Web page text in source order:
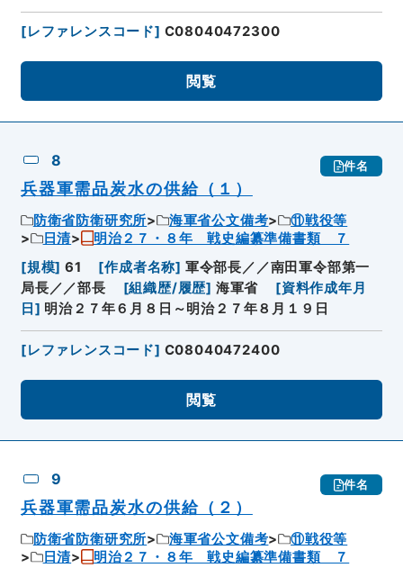
[レファレンスコード] C08040472300
閲覧
8 件名
兵器軍需品炭水の供給（１）
防衛省防衛研究所 海軍省公文備考
⑪戦役等
日清
明治２７・８年 戦史編纂準備書類 ７
[規模] 61 [作成者名称] 軍令部長／／南田軍令部第一
局長／／部長
[組織歴/履歴] 海軍省 [資料作成年月
日 ] 明治２７年６月８日～明治２７年８月１９日
[レファレンスコード] C08040472400
閲覧
9 件名
兵器軍需品炭水の供給（２）
防衛省防衛研究所 海軍省公文備考
⑪戦役等
日清
明治２７・８年 戦史編纂準備書類 ７